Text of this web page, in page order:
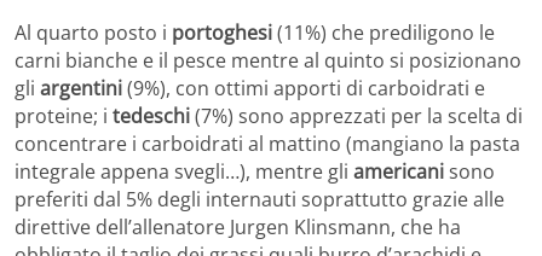
Al quarto posto i portoghesi(11%) che prediligono le
carni bianche e il pesce mentre al quinto si posizionano
gli argentini(9%), con ottimi apporti di carboidrati e
proteine; i tedeschi(7%) sono apprezzati per la scelta di
concentrare i carboidrati al mattino (mangiano la pasta
integrale appena svegli…), mentre gli americanisono
preferiti dal 5% degli internauti soprattutto grazie alle
direttive dell’allenatore Jurgen Klinsmann, che ha